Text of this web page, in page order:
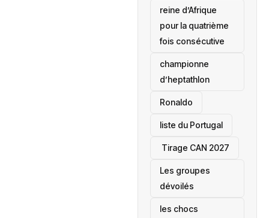
reine d’Afrique
pour la quatrième
fois consécutive
championne
d’heptathlon
Ronaldo
liste du Portugal
‎ Tirage CAN 2027
Les groupes
dévoilés
les chocs